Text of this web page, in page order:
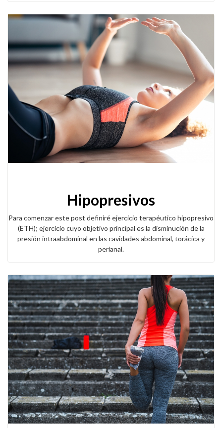
Hipopresivos
Para comenzar este post definiré ejercicio terapéutico hipopresivo
(ETH); ejercicio cuyo objetivo principal es la disminución de la
presión intraabdominal en las cavidades abdominal, torácica y
perianal.